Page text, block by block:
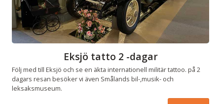
Eksjö tatto 2 -dagar
Följ med till Eksjö och se en äkta internationell militär tattoo. på 2
dagars resan besöker vi även Smålands bil-,musik- och
leksaksmuseum.